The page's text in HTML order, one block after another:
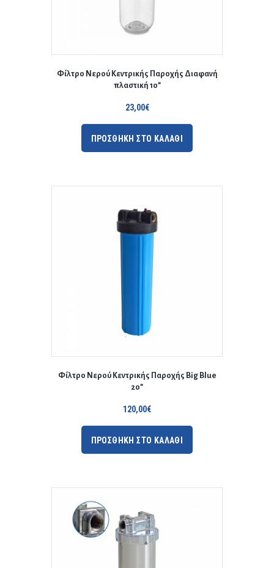
Φίλτρο Νερού Κεντρικής Παροχής Διαφανή
πλαστική 10”
23,00€
ΠΡΟΣΘΗΚΗ ΣΤΟ ΚΑΛΑΘΙ
Φίλτρο Νερού Κεντρικής Παροχής Big Blue
20”
120,00€
ΠΡΟΣΘΗΚΗ ΣΤΟ ΚΑΛΑΘΙ